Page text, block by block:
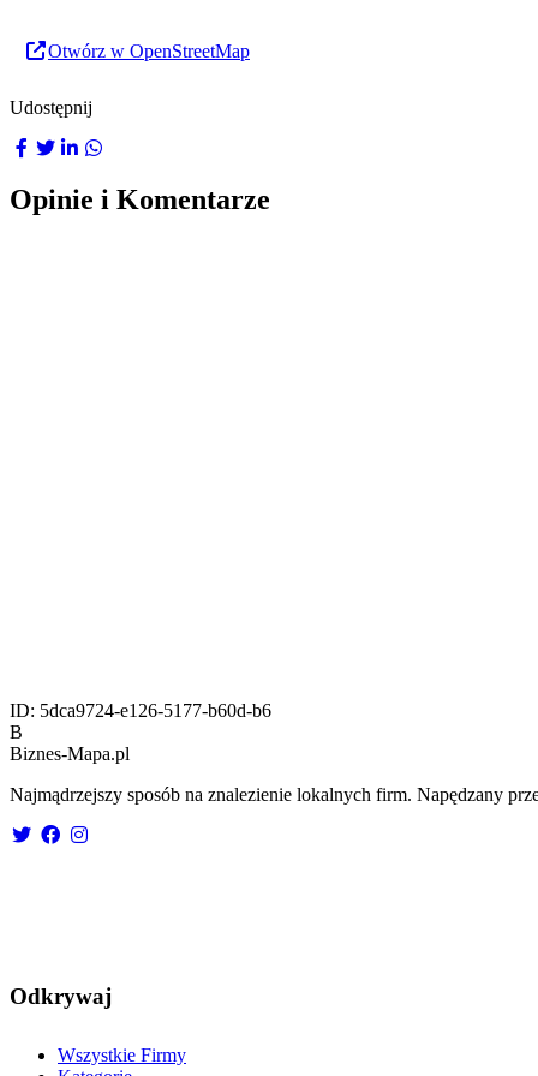
Otwórz w OpenStreetMap
Udostępnij
Opinie i Komentarze
ID: 5dca9724-e126-5177-b60d-b6
B
Biznes-Mapa.pl
Najmądrzejszy sposób na znalezienie lokalnych firm. Napędzany
Odkrywaj
Wszystkie Firmy